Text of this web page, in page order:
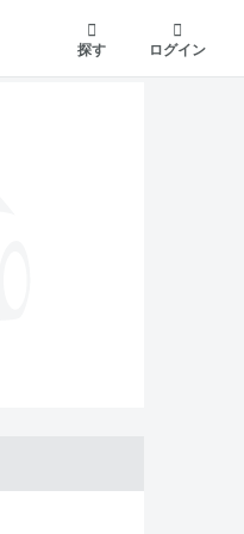
探す
ログイン